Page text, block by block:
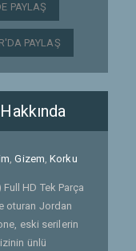
PAYLAŞ
PAYLAŞ
,Gizem,Korku
HD Tek Parça
oturan Jordan
eski serilerin
ünlü